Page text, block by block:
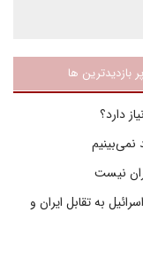
پر بازدیدترین ها
دارد؟
نمی‌بینیم
نیست
به تقابل ایران و